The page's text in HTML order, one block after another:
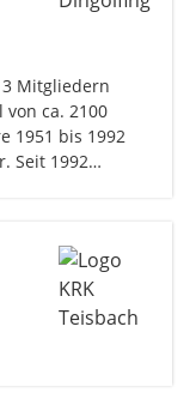
Mitgliedern
ca. 2100
1951 bis 1992
Seit 1992…